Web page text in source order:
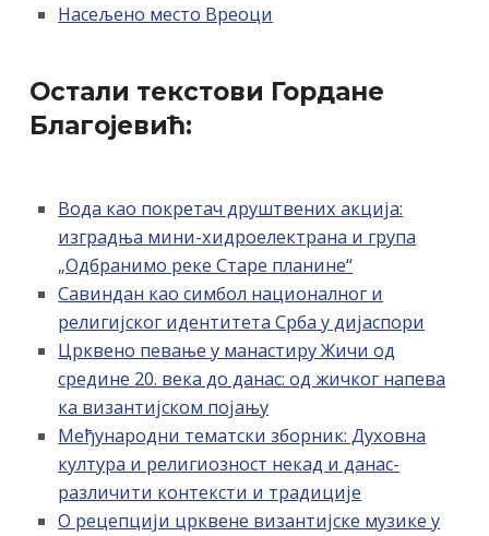
Насељено место Вреоци
Остали текстови Гордане
Благојевић:
Вода као покретач друштвених акција:
изградња мини-хидроелектрана и група
„Одбранимо реке Старе планине“
Савиндан као симбол националног и
религијског идентитета Срба у дијаспори
Црквено певање у манастиру Жичи од
средине 20. века до данас: од жичког напева
ка византијском појању
Међународни тематски зборник: Духовна
култура и религиозност некад и данас-
различити контексти и традиције
О рецепцији црквене византијске музике у